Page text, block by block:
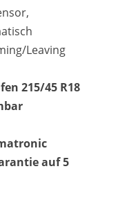
Leaving
215/45 R18
auf 5